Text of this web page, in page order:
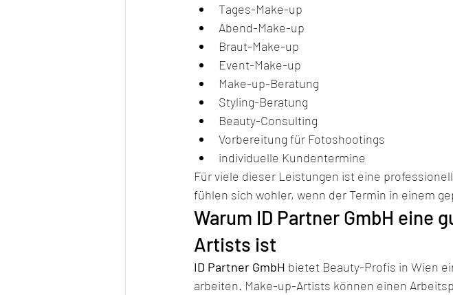
Tages-Make-up
Abend-Make-up
Braut-Make-up
Event-Make-up
Make-up-Beratung
Styling-Beratung
Beauty-Consulting
Vorbereitung für Fotoshootings
individuelle Kundentermine
Für viele dieser Leistungen ist eine
fühlen sich wohler, wenn der Termin in einem
Warum ID Partner GmbH eine
Artists ist
ID Partner GmbH bietet Beauty-Profis in Wien
arbeiten. Make-up-Artists können einen